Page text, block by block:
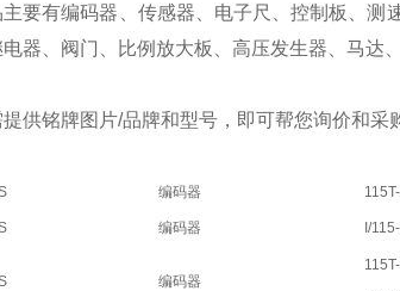
主要有编码器、传感器、电子尺、控制板、
器、阀门、比例放大板、高压发生器、马达、
提供铭牌图片/品牌和型号，即可帮您询价和采
编码器
编码器 I/
编码器